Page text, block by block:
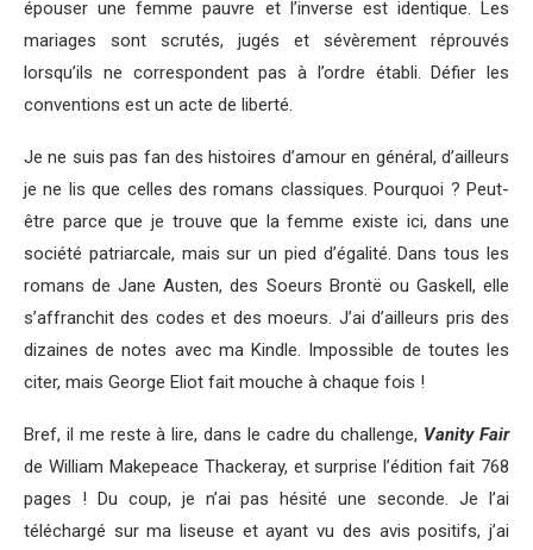
épouser une femme pauvre et l’inverse est identique. Les
mariages sont scrutés, jugés et sévèrement réprouvés
lorsqu’ils ne correspondent pas à l’ordre établi. Défier les
conventions est un acte de liberté.
Je ne suis pas fan des histoires d’amour en général, d’ailleurs
je ne lis que celles des romans classiques. Pourquoi ? Peut-
être parce que je trouve que la femme existe ici, dans une
société patriarcale, mais sur un pied d’égalité. Dans tous les
romans de Jane Austen, des Soeurs Brontë ou Gaskell, elle
s’affranchit des codes et des moeurs. J’ai d’ailleurs pris des
dizaines de notes avec ma Kindle. Impossible de toutes les
citer, mais George Eliot fait mouche à chaque fois !
Bref, il me reste à lire, dans le cadre du challenge, Vanity Fair
de William Makepeace Thackeray, et surprise l’édition fait 768
pages ! Du coup, je n’ai pas hésité une seconde. Je l’ai
téléchargé sur ma liseuse et ayant vu des avis positifs, j’ai